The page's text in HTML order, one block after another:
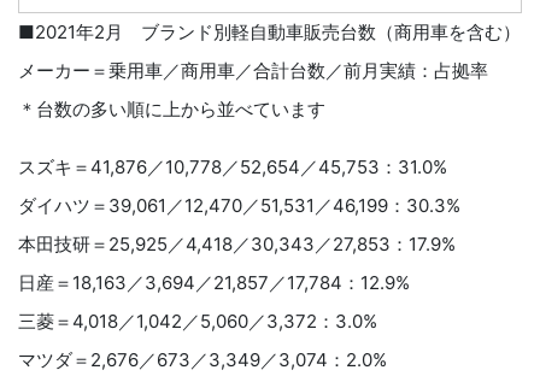
■2021年2月 ブランド別軽自動車販売台数（商用車を含む）
メーカー＝乗用車／商用車／合計台数／前月実績：占拠率
＊台数の多い順に上から並べています
スズキ＝41,876／10,778／52,654／45,753：31.0%
ダイハツ＝39,061／12,470／51,531／46,199：30.3%
本田技研＝25,925／4,418／30,343／27,853：17.9%
日産＝18,163／3,694／21,857／17,784：12.9%
三菱＝4,018／1,042／5,060／3,372：3.0%
マツダ＝2,676／673／3,349／3,074：2.0%